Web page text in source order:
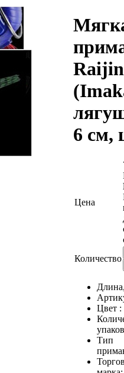
6 см,
Цена
Количество
Цвет :
Тип